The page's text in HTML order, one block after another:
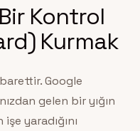
Kontrol
Kurmak
Google
gelen bir yığın
yaradığını